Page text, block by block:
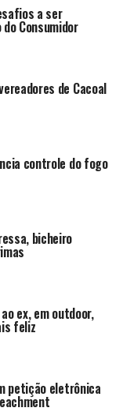
a ser
Consumidor
de Cacoal
controle do fogo
bicheiro
ex, em outdoor,
feliz
petição eletrônica